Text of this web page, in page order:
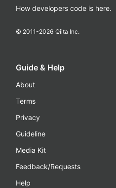
How developers code is here.
© 2011-2026 Qiita Inc.
Guide & Help
About
Terms
Privacy
Guideline
Media Kit
Feedback/Requests
Help